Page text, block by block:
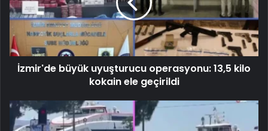
İzmir'de büyük uyuşturucu operasyonu: 13,5 kilo
kokain ele geçirildi